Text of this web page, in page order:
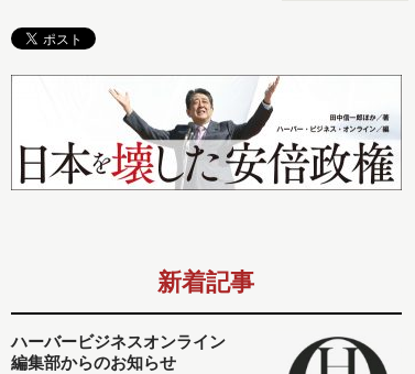
新着記事
ハーバービジネスオンライン
編集部からのお知らせ